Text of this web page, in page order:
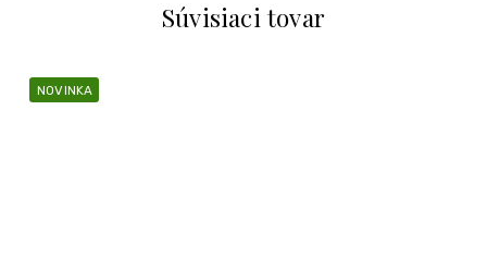
Súvisiaci tovar
NOVINKA